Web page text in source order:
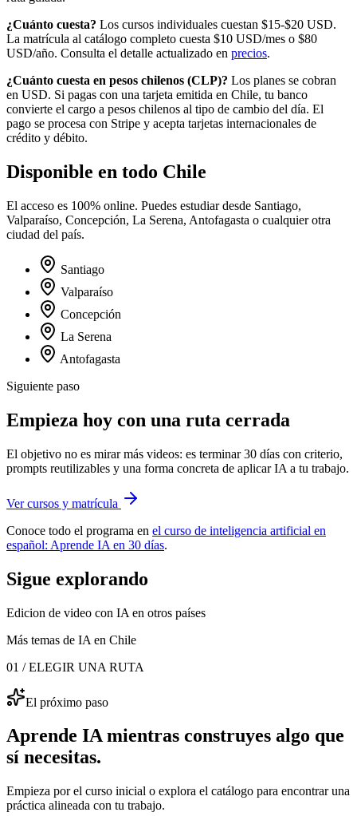
¿Cuánto cuesta? Los cursos individuales cuestan $15-$20 USD.
La matrícula al catálogo completo cuesta $10 USD/mes o $80
USD/año. Consulta el detalle actualizado en precios.
¿Cuánto cuesta en pesos chilenos (CLP)? Los planes se cobran
en USD. Si pagas con una tarjeta emitida en Chile, tu banco
convierte el cargo a pesos chilenos al tipo de cambio del día. El
pago se procesa con Stripe y acepta tarjetas internacionales de
crédito y débito.
Disponible en todo Chile
El acceso es 100% online. Puedes estudiar desde Santiago,
Valparaíso, Concepción, La Serena, Antofagasta o cualquier otra
ciudad del país.
Santiago
Valparaíso
Concepción
La Serena
Antofagasta
Siguiente paso
Empieza hoy con una ruta cerrada
El objetivo no es mirar más videos: es terminar 30 días con criterio,
prompts reutilizables y una forma concreta de aplicar IA a tu trabajo.
Ver cursos y matrícula
Conoce todo el programa en el curso de inteligencia artificial en
español: Aprende IA en 30 días.
Sigue explorando
Edicion de video con IA en otros países
Más temas de IA en Chile
01 / ELEGIR UNA RUTA
El próximo paso
Aprende IA mientras construyes algo que
sí necesitas.
Empieza por el curso inicial o explora el catálogo para encontrar una
práctica alineada con tu trabajo.